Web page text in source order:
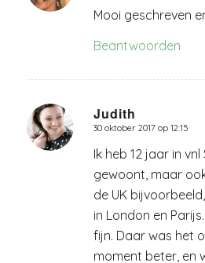
Mooi geschreven
Beantwoorden
Judith
zegt:
30 oktober 2017 op 12:15
Ik heb 12 jaar in vnl
gewoont, maar
de UK
in London en
fijn. Daar was het
moment beter, en